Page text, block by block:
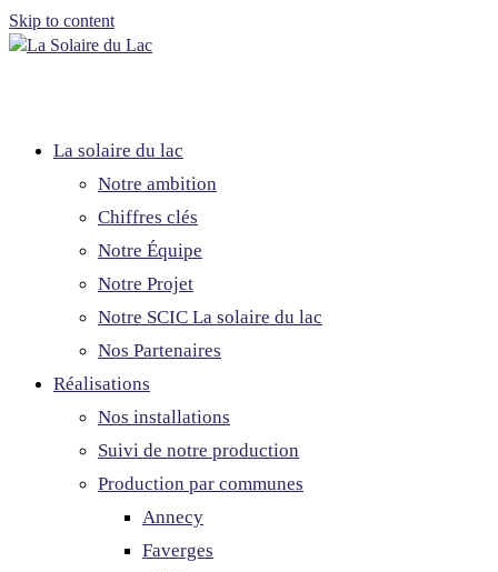
Skip to content
La solaire du lac
Notre ambition
Chiffres clés
Notre Équipe
Notre Projet
Notre SCIC La solaire du lac
Nos Partenaires
Réalisations
Nos installations
Suivi de notre production
Production par communes
Annecy
Faverges